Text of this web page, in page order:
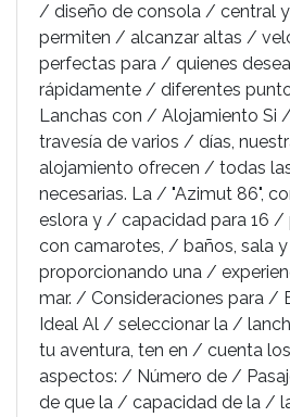
/ diseño de consola / central
permiten / alcanzar altas /
perfectas para / quienes
rápidamente / diferentes
Lanchas con / Alojamiento Si
travesía de varios / días,
alojamiento ofrecen / todas
necesarias. La / "Azimut 86",
eslora y / capacidad para 16 /
con camarotes, / baños, sala
proporcionando una /
mar. / Consideraciones para /
Ideal Al / seleccionar la /
tu aventura, ten en / cuenta
aspectos: / Número de /
de que la / capacidad de la /